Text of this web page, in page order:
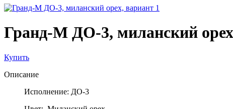
Гранд-М ДО-3, миланский
Купить
Описание
Исполнение: ДО-3